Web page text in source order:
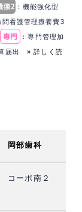
：機能強化型
問看護管理療養費3
：専門管理加
算届出 » 詳しく読
岡部歯科
コーポ南２